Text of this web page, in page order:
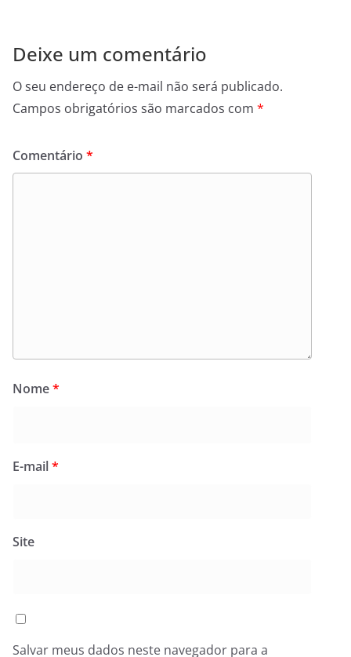
Deixe um comentário
O seu endereço de e-mail não será publicado.
Campos obrigatórios são marcados com *
Comentário *
Nome*
E-mail*
Site
Salvar meus dados neste navegador para a